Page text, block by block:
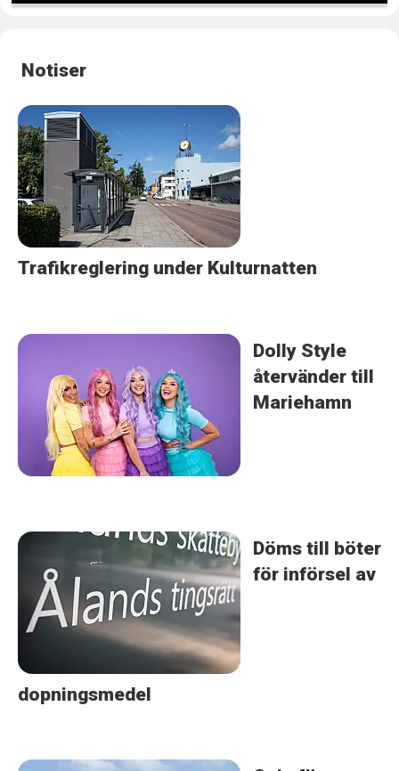
Notiser
Trafikreglering under Kulturnatten
Dolly Style
återvänder till
Mariehamn
Döms till böter
för införsel av
dopningsmedel